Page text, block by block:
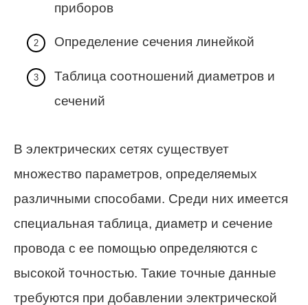
приборов
Определение сечения линейкой
Таблица соотношений диаметров и
сечений
В электрических сетях существует
множество параметров, определяемых
различными способами. Среди них имеется
специальная таблица, диаметр и сечение
провода с ее помощью определяются с
высокой точностью. Такие точные данные
требуются при добавлении электрической